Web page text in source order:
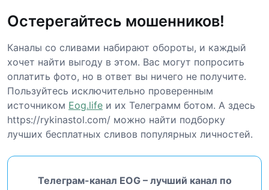
Остерегайтесь мошенников!
Каналы со сливами набирают обороты, и каждый
хочет найти выгоду в этом. Вас могут попросить
оплатить фото, но в ответ вы ничего не получите.
Пользуйтесь исключительно проверенным
источником Eog.life и их Телеграмм ботом. А здесь
https://rykinastol.com/ можно найти подборку
лучших бесплатных сливов популярных личностей.
Телеграм-канал EOG – лучший канал по